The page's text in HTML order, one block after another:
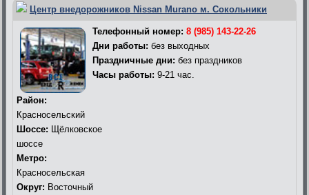
Центр внедорожников Nissan Murano м. Сокольники
Телефонный номер: 8 (985) 143-22-26
Дни работы: без выходных
Праздничные дни: без праздников
Часы работы: 9-21 час.
Район:
Красносельский
Шоссе: Щёлковское
шоссе
Метро:
Красносельская
Округ: Восточный